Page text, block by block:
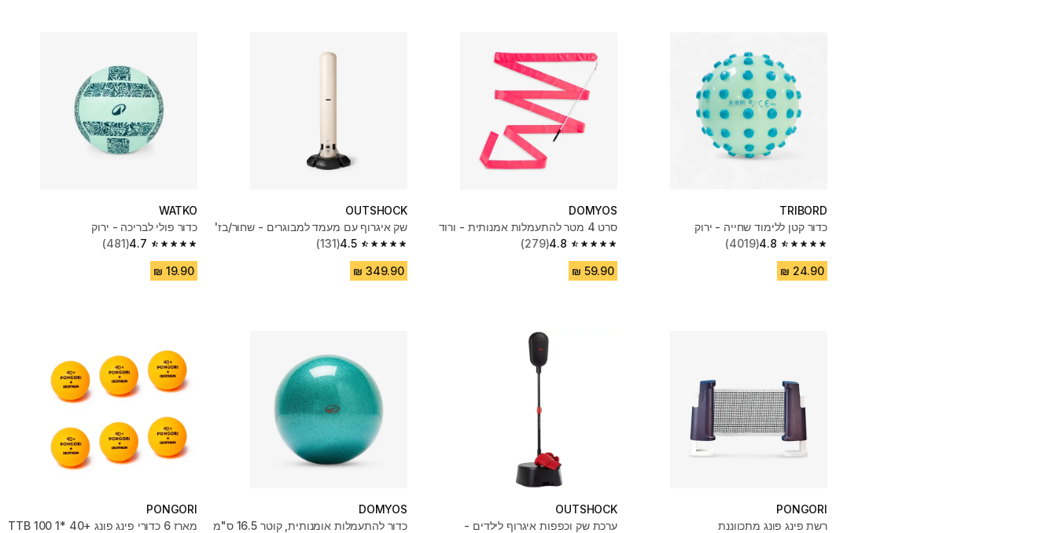
TRIBORD
כדור קטן ללימוד שחייה - ירוק
4.8
4.8 out of 5 stars from 4019 reviews
(4019)
DOMYOS
סרט 4 מטר להתעמלות אמנותית - ורוד
4.8
4.8 out of 5 stars from 279 reviews
(279)
OUTSHOCK
שק איגרוף עם מעמד למבוגרים - שחור/בז'
4.5
4.5 out of 5 stars from 131 reviews
(131)
WATKO
כדור פולי לבריכה - ירוק
4.7
4.7 out of 5 stars from 481 reviews
(481)
PONGORI
רשת פינג פונג מתכווננת
OUTSHOCK
ערכת שק וכפפות איגרוף לילדים -
DOMYOS
כדור להתעמלות אומנותית, קוטר 16.5 ס"מ
PONGORI
מארז 6 כדורי פינג פונג TTB 100 1* 40+‎